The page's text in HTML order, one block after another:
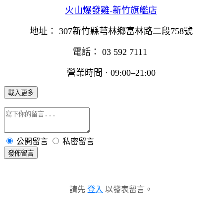
火山爆發雞-新竹旗艦店
地址： 307新竹縣芎林鄉富林路二段758號
電話： 03 592 7111
營業時間 · 09:00–21:00
載入更多
公開留言 私密留言
發佈留言
請先 登入 以發表留言。